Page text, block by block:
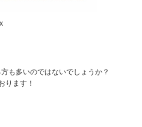
も多いのではないでしょうか？
ります！